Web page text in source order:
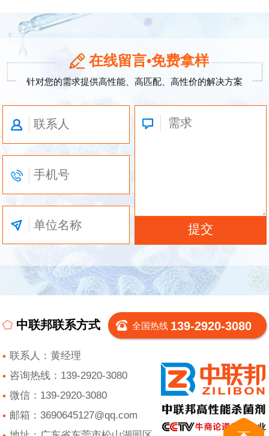
在线留言•免费拿样
针对您的需求提供高性能、高匹配、高性价的解决方案
中联邦联系方式 全国热线 139-2920-3080
联系人：黄经理
咨询热线：139-2920-3080
微信：139-2920-3080
邮箱：3690645127@qq.com